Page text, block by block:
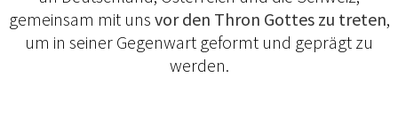
gemeinsam mit uns vor den Thron Gottes zu treten,
um in seiner Gegenwart geformt und geprägt zu
werden.